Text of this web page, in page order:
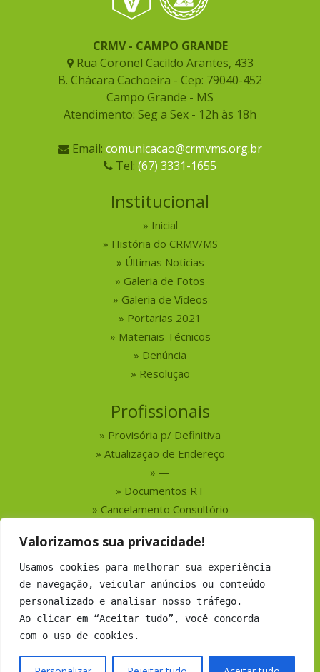
Valorizamos sua privacidade!
Usamos cookies para melhorar sua experiência
de navegação, veicular anúncios ou conteúdo
personalizado e analisar nosso tráfego.
Ao clicar em “Aceitar tudo”, você concorda
com o uso de cookies.
CRMV - CAMPO GRANDE
Rua Coronel Cacildo Arantes, 433
B. Chácara Cachoeira - Cep: 79040-452
Campo Grande - MS
Atendimento: Seg a Sex - 12h às 18h
Email: comunicacao@crmvms.org.br
Tel: (67) 3331-1655
Institucional
Inicial
História do CRMV/MS
Últimas Notícias
Galeria de Fotos
Galeria de Vídeos
Portarias 2021
Materiais Técnicos
Denúncia
Resolução
Profissionais
Provisória p/ Definitiva
Atualização de Endereço
—
Documentos RT
Cancelamento Consultório
Serviços
Busca por Profissionais
Busca por Empresas
Números do CRMV-MS